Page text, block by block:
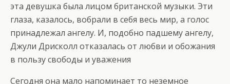
эта девушка была лицом британской музыки. Эти
глаза, казалось, вобрали в себя весь мир, а голос
принадлежал ангелу. И, подобно падшему ангелу,
Джули Дрисколл отказалась от любви и обожания
в пользу свободы и уважения
Сегодня она мало напоминает то неземное